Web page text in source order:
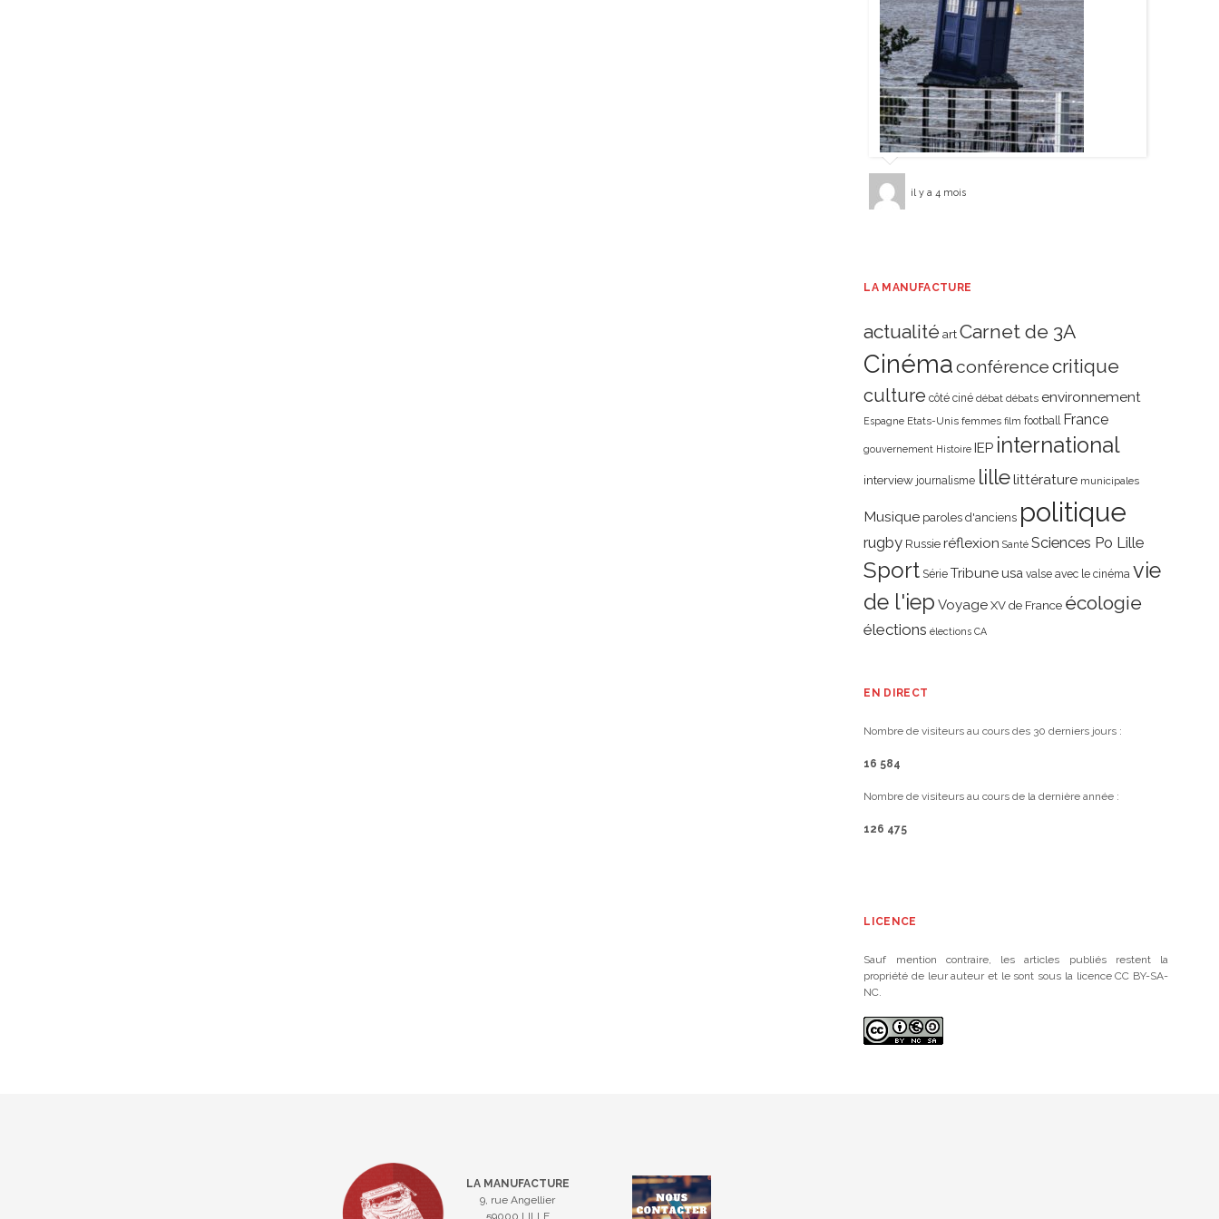
il y a 4 mois
LA MANUFACTURE
actualité art Carnet de 3A
Cinémaconférencecritique
culture côté ciné débat débats environnement
Espagne Etats-Unis femmes film football France
gouvernement Histoire IEP international
interview journalisme lillelittérature municipales
Musique paroles d'anciens politique
rugby Russie réflexion Santé Sciences Po Lille
Sport Série Tribune usa valse avec le cinéma vie
de l'iep Voyage XV de France écologie
élections élections CA
EN DIRECT
Nombre de visiteurs au cours des 30 derniers jours :
16 584
Nombre de visiteurs au cours de la dernière année :
126 475
LICENCE
Sauf mention contraire, les articles publiés restent la
propriété de leur auteur et le sont sous la licence CC BY-SA-
NC.
LA MANUFACTURE
9, rue Angellier
59000 LILLE